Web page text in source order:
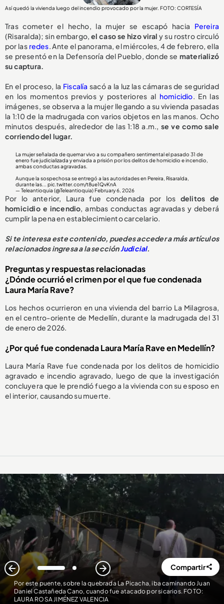
Así quedó la vivienda luego del incendio provocado por la mujer. FOTO: CORTESÍA
Tras cometer el hecho, la mujer se escapó hacia Pereira
(Risaralda); sin embargo, el caso se hizo viral y su rostro circuló
por las redes. Ante el panorama, el miércoles, 4 de febrero, ella
se presentó en la Defensoría del Pueblo, donde se materializó
su captura.
En el proceso, la Fiscalía sacó a la luz las cámaras de seguridad
en los momentos previos y posteriores al homicidio. En las
imágenes, se observa a la mujer llegando a su vivienda pasadas
la 1:10 de la madrugada con varios objetos en las manos. Ocho
minutos después, alrededor de las 1:18 a.m., se ve como sale
corriendo del lugar.
La mujer señalada de quemar vivo a su compañero sentimental el pasado 31 de
enero fue judicializada y enviada a prisión por los delitos de homicidio e incendio,
ambas conductas agravadas.
Aunque la sospechosa se entregó a las autoridades en Pereira, Risaralda,
durante las...pic.twitter.com/t8ue1QvKnA
— Teleantioquia (@Teleantioquia)February 6, 2026
Por lo anterior, Laura fue condenada por los delitos de
homicidio e incendio, ambas conductas agravadas y deberá
cumplir la pena en establecimiento carcelario.
Si te interesa este contenido, puedes acceder a más artículos
relacionados ingresa a la secciónJudicial.
Preguntas y respuestas relacionadas
¿Dónde ocurrió el crimen por el que fue condenada
Laura María Rave?
Los hechos ocurrieron en una vivienda del barrio La Milagrosa,
en el centro-oriente de Medellín, durante la madrugada del 31
de enero de 2026.
¿Por qué fue condenada Laura María Rave en Medellín?
Laura María Rave fue condenada por los delitos de homicidio
agravado e incendio agravado, luego de que la investigación
concluyera que le prendió fuego a la vivienda con su esposo en
el interior, causando su muerte.
Por este puente, sobre la quebrada La Picacha, iba caminando Juan
Daniel Castañeda Cano, cuando fue atacado por sicarios. FOTO:
LAURA ROSA JIMÉNEZ VALENCIA
1 2 Compartir